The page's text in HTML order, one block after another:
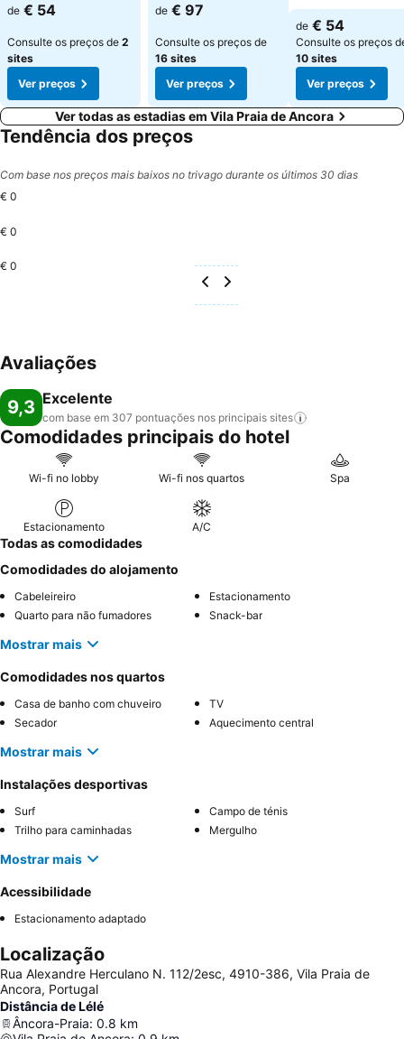
de € 54
Consulte os preços de 2
sites
Ver preços
de € 97
Consulte os preços de
16 sites
Ver preços
de € 54
Consulte os preços
10 sites
Ver preços
Ver todas as estadias em Vila Praia de Ancora
Tendência dos preços
Com base nos preços mais baixos no trivago durante os últimos 30 dias
€ 0
€ 0
€ 0
Avaliações
9,3 Excelente
com base em 307 pontuações nos principais sites
Comodidades principais do hotel
Wi-fi no lobby Wi-fi nos quartos Spa
Estacionamento A/C
Todas as comodidades
Comodidades do alojamento
Cabeleireiro
Estacionamento
Quarto para não fumadores
Snack-bar
Mostrar mais
Comodidades nos quartos
Casa de banho com chuveiro
TV
Secador
Aquecimento central
Mostrar mais
Instalações desportivas
Surf
Campo de ténis
Trilho para caminhadas
Mergulho
Mostrar mais
Acessibilidade
Estacionamento adaptado
Localização
Rua Alexandre Herculano N. 112/2esc, 4910-386, Vila Praia de
Ancora, Portugal
Distância de Lélé
Âncora-Praia: 0.8 km